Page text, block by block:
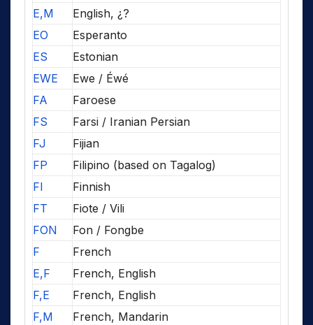
E,M
English, ¿?
EO
Esperanto
ES
Estonian
EWE
Ewe / Éwé
FA
Faroese
FS
Farsi / Iranian Persian
FJ
Fijian
FP
Filipino (based on Tagalog)
FI
Finnish
FT
Fiote / Vili
FON
Fon / Fongbe
F
French
E,F
French, English
F,E
French, English
F,M
French, Mandarin